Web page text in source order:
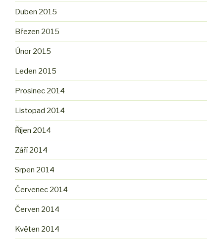
Duben 2015
Březen 2015
Únor 2015
Leden 2015
Prosinec 2014
Listopad 2014
Říjen 2014
Září 2014
Srpen 2014
Červenec 2014
Červen 2014
Květen 2014